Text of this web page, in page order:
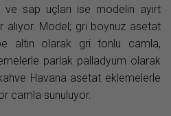
ve sap uçları ise modelin ayırt
alıyor. Model; gri boynuz asetat
altın olarak gri tonlu camla,
parlak palladyum olarak
Havana asetat eklemelerle
camla sunuluyor.